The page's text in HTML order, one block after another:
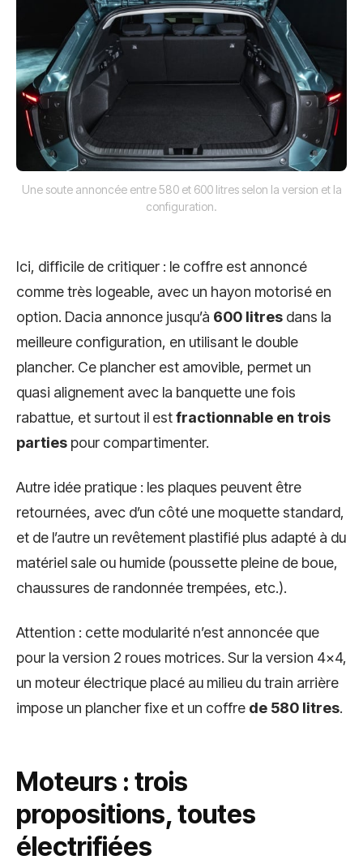
Une soute annoncée entre 580 et 600 litres selon la version et la
configuration.
Ici, difficile de critiquer : le coffre est annoncé
comme très logeable, avec un hayon motorisé en
option. Dacia annonce jusqu’à 600 litres dans la
meilleure configuration, en utilisant le double
plancher. Ce plancher est amovible, permet un
quasi alignement avec la banquette une fois
rabattue, et surtout il estfractionnable en trois
parties pour compartimenter.
Autre idée pratique : les plaques peuvent être
retournées, avec d’un côté une moquette standard,
et de l’autre un revêtement plastifié plus adapté à du
matériel sale ou humide (poussette pleine de boue,
chaussures de randonnée trempées, etc.).
Attention : cette modularité n’est annoncée que
pour la version 2 roues motrices. Sur la version 4x4,
un moteur électrique placé au milieu du train arrière
impose un plancher fixe et un coffre de 580 litres.
Moteurs : trois
propositions, toutes
électrifiées